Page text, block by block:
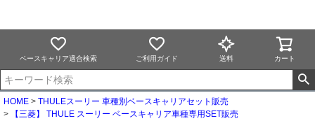
ベースキャリア適合検索 ご利用ガイド 送料 カート
HOME
THULEスーリー 車種別ベースキャリアセット販売
【三菱】 THULE スーリー ベースキャリア車種専用SET販売